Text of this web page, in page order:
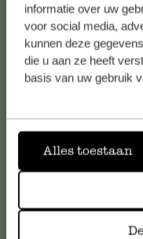
informatie over uw
voor social media,
kunnen deze
die u aan ze heeft
basis van uw gebruik
Alles toestaan
Service
veuillez contacter